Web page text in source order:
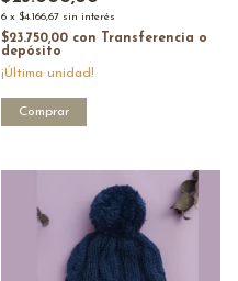
6 x $4.166,67 sin interés
$23.750,00 con
Transferencia o
depósito
¡Última unidad!